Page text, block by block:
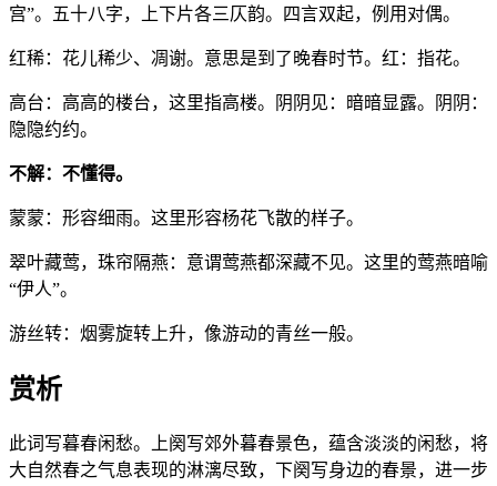
宫”。五十八字，上下片各三仄韵。四言双起，例用对偶。
红稀：花儿稀少、凋谢。意思是到了晚春时节。红：指花。
高台：高高的楼台，这里指高楼。阴阴见：暗暗显露。阴阴：
隐隐约约。
不解：不懂得。
蒙蒙：形容细雨。这里形容杨花飞散的样子。
翠叶藏莺，珠帘隔燕：意谓莺燕都深藏不见。这里的莺燕暗喻
“伊人”。
游丝转：烟雾旋转上升，像游动的青丝一般。
赏析
此词写暮春闲愁。上阕写郊外暮春景色，蕴含淡淡的闲愁，将
大自然春之气息表现的淋漓尽致，下阕写身边的春景，进一步